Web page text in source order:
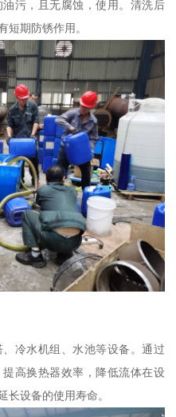
污，且无腐蚀，使用。清洗后
短期防锈作用。
冷水机组、水池等设备。通过
高换热器效率，降低流体在设
长设备的使用寿命。